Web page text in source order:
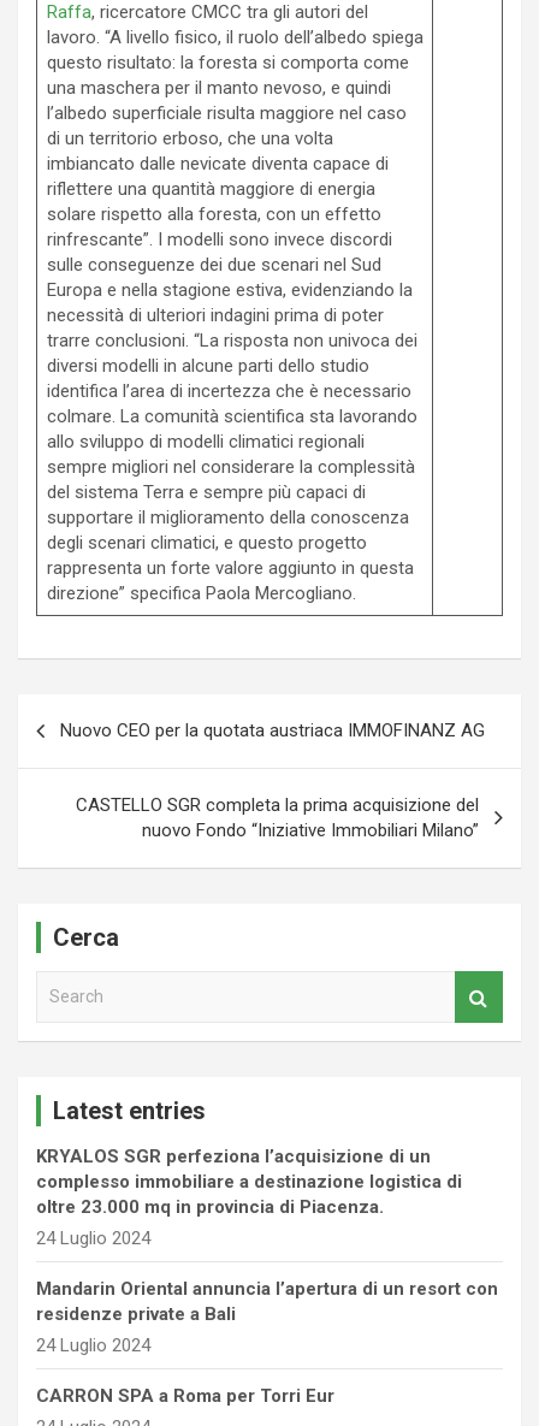
Raffa, ricercatore CMCC tra gli autori del
lavoro. “A livello fisico, il ruolo dell’albedo spiega
questo risultato: la foresta si comporta come
una maschera per il manto nevoso, e quindi
l’albedo superficiale risulta maggiore nel caso
di un territorio erboso, che una volta
imbiancato dalle nevicate diventa capace di
riflettere una quantità maggiore di energia
solare rispetto alla foresta, con un effetto
rinfrescante”. I modelli sono invece discordi
sulle conseguenze dei due scenari nel Sud
Europa e nella stagione estiva, evidenziando la
necessità di ulteriori indagini prima di poter
trarre conclusioni. “La risposta non univoca dei
diversi modelli in alcune parti dello studio
identifica l’area di incertezza che è necessario
colmare. La comunità scientifica sta lavorando
allo sviluppo di modelli climatici regionali
sempre migliori nel considerare la complessità
del sistema Terra e sempre più capaci di
supportare il miglioramento della conoscenza
degli scenari climatici, e questo progetto
rappresenta un forte valore aggiunto in questa
direzione” specifica Paola Mercogliano.
Nuovo CEO per la quotata austriaca IMMOFINANZ AG
CASTELLO SGR completa la prima acquisizione del
nuovo Fondo “Iniziative Immobiliari Milano”
Cerca
Latest entries
KRYALOS SGR perfeziona l’acquisizione di un
complesso immobiliare a destinazione logistica di
oltre 23.000 mq in provincia di Piacenza.
24 Luglio 2024
Mandarin Oriental annuncia l’apertura di un resort con
residenze private a Bali
24 Luglio 2024
CARRON SPA a Roma per Torri Eur